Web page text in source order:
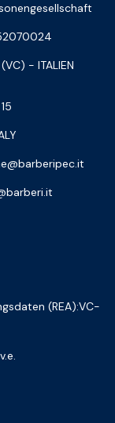
- ITALIEN
(REA):VC-